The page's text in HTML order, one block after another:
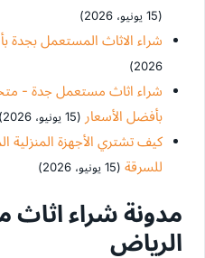
(15 يونيو، 2026)
شراء الاثاث المستعمل بجدة
2026)
شراء اثاث مستعمل جدة -
بأفضل الأسعار (15 يونيو، 2026)
كيف تشتري الأجهزة
للسرقة (15 يونيو، 2026)
مدونة شراء
الرياض